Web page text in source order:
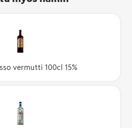
vermutti 100cl 15%